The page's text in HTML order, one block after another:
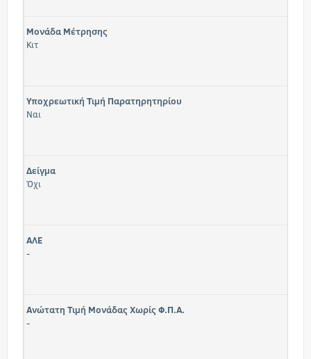
Μονάδα Μέτρησης
Κιτ
Υποχρεωτική Τιμή Παρατηρητηρίου
Ναι
Δείγμα
Όχι
ΑΛΕ
-
Ανώτατη Τιμή Μονάδας Χωρίς Φ.Π.Α.
-